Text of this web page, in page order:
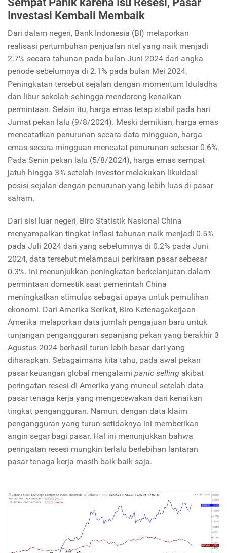
Investasi Kembali Membaik
Dari dalam negeri, Bank Indonesia (BI) melaporkan
realisasi pertumbuhan penjualan ritel yang naik menjadi
2.7% secara tahunan pada bulan Juni 2024 dari angka
periode sebelumnya di 2.1% pada bulan Mei 2024.
Peningkatan tersebut sejalan dengan momentum Iduladha
dan libur sekolah sehingga mendorong kenaikan
permintaan. Selain itu, harga emas tetap stabil pada hari
Jumat pekan lalu (9/8/2024). Meski demikian, harga emas
mencatatkan penurunan secara data mingguan, harga
emas secara mingguan mencatat penurunan sebesar 0.6%.
Pada Senin pekan lalu (5/8/2024), harga emas sempat
jatuh hingga 3% setelah investor melakukan likuidasi
posisi sejalan dengan penurunan yang lebih luas di pasar
saham.
Dari sisi luar negeri, Biro Statistik Nasional China
menyampaikan tingkat inflasi tahunan naik menjadi 0.5%
pada Juli 2024 dari yang sebelumnya di 0.2% pada Juni
2024, data tersebut melampaui perkiraan pasar sebesar
0.3%. Ini menunjukkan peningkatan berkelanjutan dalam
permintaan domestik saat pemerintah China
meningkatkan stimulus sebagai upaya untuk pemulihan
ekonomi. Dari Amerika Serikat, Biro Ketenagakerjaan
Amerika melaporkan data jumlah pengajuan baru untuk
tunjangan pengangguran sepanjang pekan yang berakhir 3
Agustus 2024 berhasil turun lebih besar dari yang
diharapkan. Sebagaimana kita tahu, pada awal pekan
pasar keuangan global mengalami panic selling akibat
peringatan resesi di Amerika yang muncul setelah data
pasar tenaga kerja yang mengecewakan dari kenaikan
tingkat pengangguran. Namun, dengan data klaim
pengangguran yang turun setidaknya ini memberikan
angin segar bagi pasar. Hal ini menunjukkan bahwa
peringatan resesi mungkin terlalu berlebihan lantaran
pasar tenaga kerja masih baik-baik saja.